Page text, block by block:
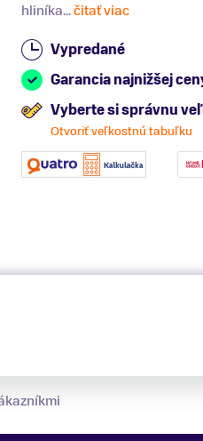
hliníka...čitať viac
Vypredané
Garancia najnižšej
Vyberte si správnu
Otvoriť veľkostnú tabuľku